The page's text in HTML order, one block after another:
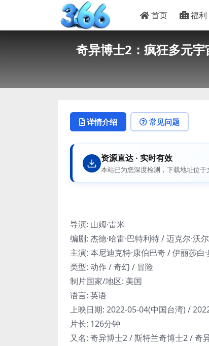
首页 福利
奇异博士2：疯狂多元
详情介绍 常见问题
资源直达 · 实时有效
本站已为您深度检测，下载地址位于
导演: 山姆·雷米
编剧: 杰德·哈雷·巴特利特 / 迈克尔·沃
主演: 本尼迪克特·康伯巴奇 / 伊丽莎白
类型: 动作 / 奇幻 / 冒险
制片国家/地区: 美国
语言: 英语
上映日期: 2022-05-04(中国台湾) /
片长: 126分钟
又名: 奇异博士2 / 斯特兰奇博士2 / 奇